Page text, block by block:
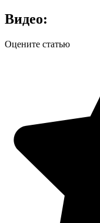
Видео:
Оцените статью